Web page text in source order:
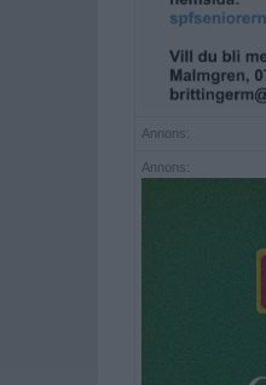
Annons:
Annons: